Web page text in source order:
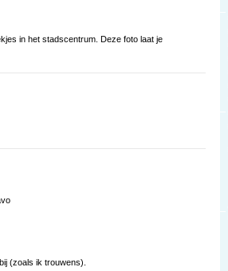
in het stadscentrum. Deze foto laat je
(zoals ik trouwens).